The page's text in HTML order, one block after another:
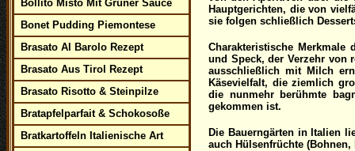
Bollito Misto Mit Grüner Sauce
Bonet Pudding Piemontese
Brasato Al Barolo Rezept
Brasato Aus Tirol Rezept
Brasato Risotto & Steinpilze
Bratapfelparfait & Schokosoße
Bratkartoffeln Italienische Art
Hauptgerichten, die von
sie folgen schließlich
Charakteristische
und Speck, der Verzehr von
ausschließlich mit Milch
Käsevielfalt, die ziemlich
die nunmehr berühmte
gekommen ist.
Die Bauerngärten in Italien
auch Hülsenfrüchte